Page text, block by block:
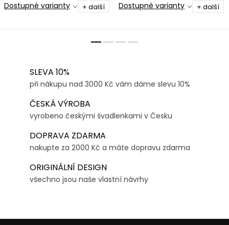
Dostupné varianty + další Dostupné varianty + další
SLEVA 10%
při nákupu nad 3000 Kč vám dáme slevu 10%
ČESKÁ VÝROBA
vyrobeno českými švadlenkami v Česku
DOPRAVA ZDARMA
nakupte za 2000 Kč a máte dopravu zdarma
ORIGINÁLNÍ DESIGN
všechno jsou naše vlastní návrhy